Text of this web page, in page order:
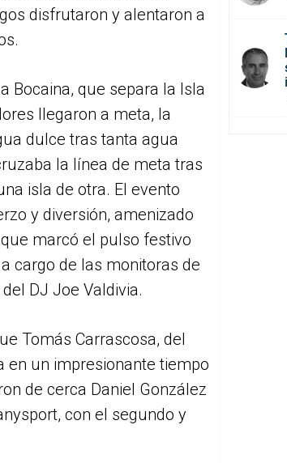
disfrutaron y alentaron a
Bocaina, que separa la Isla
llegaron a meta, la
dulce tras tanta agua
la línea de meta tras
isla de otra. El evento
y diversión, amenizado
marcó el pulso festivo
cargo de las monitoras de
DJ Joe Valdivia.
Tomás Carrascosa, del
en un impresionante tiempo
de cerca Daniel González
con el segundo y